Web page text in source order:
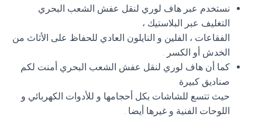
نستخدم عبر هاف لوري لنقل عفش الشعب البحري
التغليف عبر البلاستيك ،
الفقاعات ، الفلين و النايلون العادي للحفاظ على الأثاث من
الخدش أو الكسر .
كما أن هاف لوري لنقل عفش الشعب البحري أمنت لكم
صناديق كبيرة
حيث تتسع للشاشات بكل أحجامها و للأدوات الكهربائي و
اللوحات الفنية و غيرها أيضا .